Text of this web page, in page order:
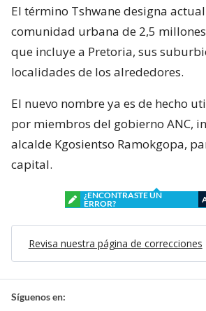
El término Tshwane designa
comunidad urbana de 2,5
que incluye a Pretoria, sus
localidades de los alrededores.
El nuevo nombre ya es de hecho
por miembros del gobierno ANC,
alcalde Kgosientso Ramokgopa,
capital.
¿ENCONTRASTE UN
ERROR?
Revisa nuestra página de correcciones
Síguenos en: